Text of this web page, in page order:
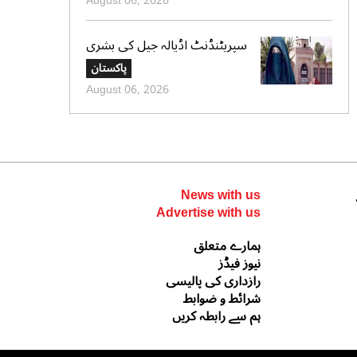
اضافہ،نوٹیفیکیشن جاری
سپریٹنڈنٹ اڈیالہ جیل کی بشری
بی بی کی قیدِ تنہائی اور امتیازی
سلوک کے الزامات کی تردید،
تحریری جواب جمع کرادیا
پاکستان
August 06, 2026
News with us
Advertise with us
ہمارے متعلق
نیوز فیڈز
رازداری کی پالیسی
شرائط و ضوابط
ہم سے رابطہ کریں